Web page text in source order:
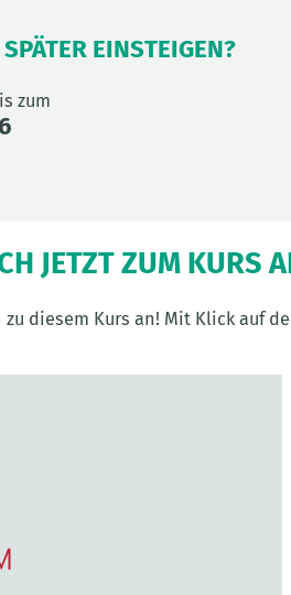
EINSTEIGEN?
zum
JETZT ZUM KURS
diesem Kurs an! Mit Klick auf